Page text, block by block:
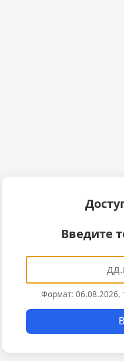
Введите
Формат: 06.08.2026,